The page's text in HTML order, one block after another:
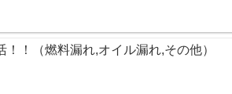
！！（燃料漏れ,オイル漏れ,その他）